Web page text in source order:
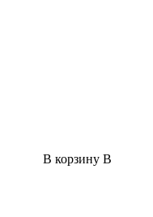
В корзину В